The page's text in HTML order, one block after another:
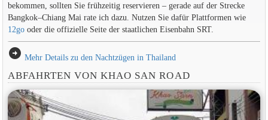
bekommen, sollten Sie frühzeitig reservieren – gerade auf der Strecke
Bangkok–Chiang Mai rate ich dazu. Nutzen Sie dafür Plattformen wie
12gooder die offizielle Seite der staatlichen Eisenbahn SRT.
arrow_circle_right Mehr Details zu den Nachtzügen in Thailand
ABFAHRTEN VON KHAO SAN ROAD